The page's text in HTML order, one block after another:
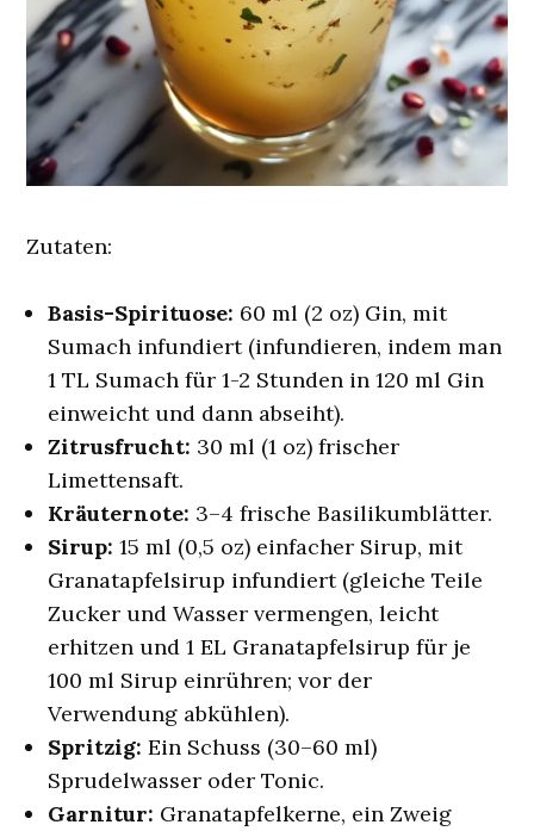
Zutaten:
Basis-Spirituose: 60 ml (2 oz) Gin, mit
Sumach infundiert (infundieren, indem man
1 TL Sumach für 1-2 Stunden in 120 ml Gin
einweicht und dann abseiht).
Zitrusfrucht: 30 ml (1 oz) frischer
Limettensaft.
Kräuternote: 3–4 frische Basilikumblätter.
Sirup: 15 ml (0,5 oz) einfacher Sirup, mit
Granatapfelsirup infundiert (gleiche Teile
Zucker und Wasser vermengen, leicht
erhitzen und 1 EL Granatapfelsirup für je
100 ml Sirup einrühren; vor der
Verwendung abkühlen).
Spritzig: Ein Schuss (30–60 ml)
Sprudelwasser oder Tonic.
Garnitur: Granatapfelkerne, ein Zweig